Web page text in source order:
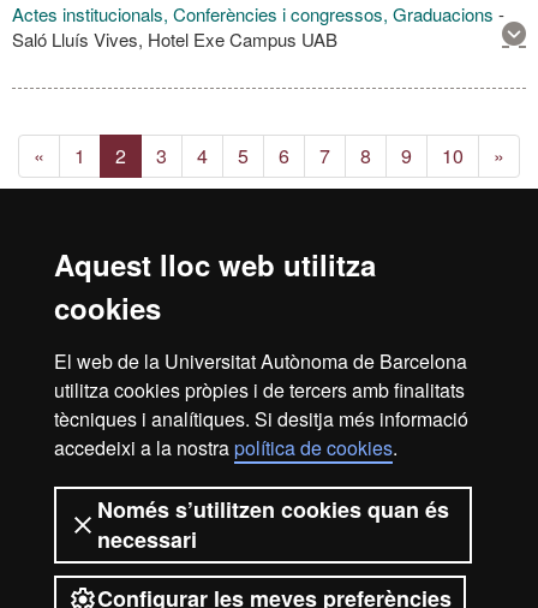
Aquest lloc web utilitza
cookies
El web de la Universitat Autònoma de Barcelona
utilitza cookies pròpies i de tercers amb finalitats
tècniques i analítiques. Si desitja més informació
accedeixi a la nostrapolítica de cookies.
Només s’utilitzen cookies quan és
necessari
Configurar les meves preferències
Actes institucionals, Conferències i congressos, Graduacions -
Saló Lluís Vives, Hotel Exe Campus UAB
« 1 2 3 4 5 6 7 8 9 10 »
Reconeixement internacional de l'excel·lència
HR
in
Inici Avís Legal Política de privacitat
Protecció de dades Sobre el web
Som una universitat capdavantera que imparteix una
docència de qualitat, diversificada, multidisciplinària i
flexible, ajustada a les necessitats de la societat i adaptada
als nous models de l'Europa del coneixement. La UAB és